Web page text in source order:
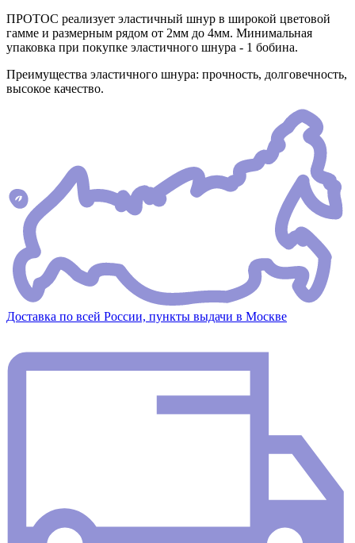
ПРОТОС реализует эластичный шнур в широкой цветовой
гамме и размерным рядом от 2мм до 4мм. Минимальная
упаковка при покупке эластичного шнура - 1 бобина.
Преимущества эластичного шнура: прочность, долговечность,
высокое качество.
Доставка по всей России, пункты выдачи в Москве